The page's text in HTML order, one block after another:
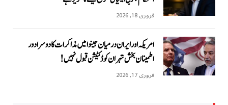
فروری 18, 2026
امریکہ اور ایران درمیان جینوا میں مذاکرات کا دوسرا دور
اطمینان بخش تہران کو ڈکٹیشن قبول نہیں!
فروری 17, 2026